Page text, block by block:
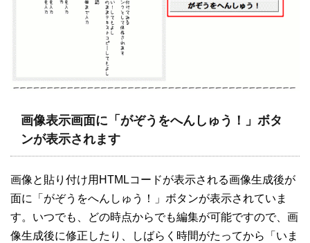
画像表示画面に「がぞうをへんしゅう！」ボタ
ンが表示されます
画像と貼り付け用HTMLコードが表示される画像生成後が
面に「がぞうをへんしゅう！」ボタンが表示されていま
す。いつでも、どの時点からでも編集が可能ですので、画
像生成後に修正したり、しばらく時間がたってから「いま